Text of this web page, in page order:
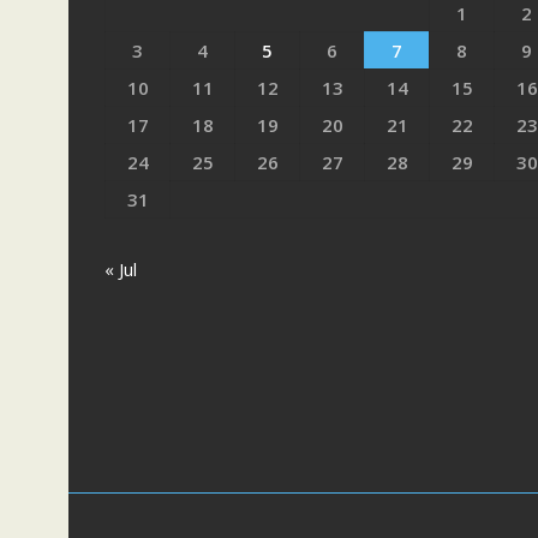
1
2
3
4 5 6 7 8
9
10
11 12 13 14 15
16
17
18 19 20 21 22
23
24
25 26 27 28 29
30
31
« Jul